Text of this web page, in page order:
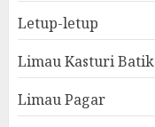
Letup-letup
Limau Kasturi Batik
Limau Pagar